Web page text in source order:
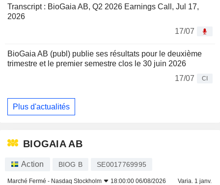
Transcript : BioGaia AB, Q2 2026 Earnings Call, Jul 17,
2026
17/07
BioGaia AB (publ) publie ses résultats pour le deuxième
trimestre et le premier semestre clos le 30 juin 2026
17/07
CI
Plus d'actualités
BIOGAIA AB
Action BIOG B SE0017769995
Marché Fermé - Nasdaq Stockholm 18:00:00 06/08/2026 Varia. 1 janv.